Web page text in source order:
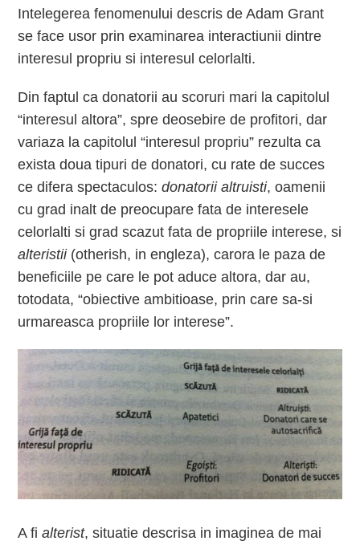
Intelegerea fenomenului descris de Adam Grant
se face usor prin examinarea interactiunii dintre
interesul propriu si interesul celorlalti.
Din faptul ca donatorii au scoruri mari la capitolul
“interesul altora”, spre deosebire de profitori, dar
variaza la capitolul “interesul propriu” rezulta ca
exista doua tipuri de donatori, cu rate de succes
ce difera spectaculos: donatorii altruisti, oamenii
cu grad inalt de preocupare fata de interesele
celorlalti si grad scazut fata de propriile interese, si
alteristii (otherish, in engleza), carora le paza de
beneficiile pe care le pot aduce altora, dar au,
totodata, “obiective ambitioase, prin care sa-si
urmareasca propriile lor interese”.
A fialterist, situatie descrisa in imaginea de mai